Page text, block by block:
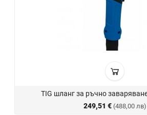
TIG шланг за ръчно
249,51 € (488,00 лв)